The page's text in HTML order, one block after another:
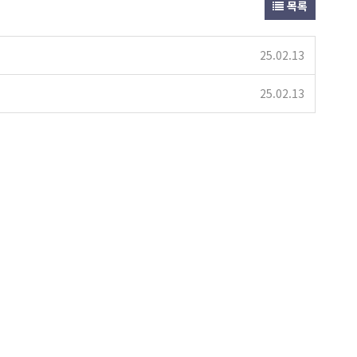
목록
25.02.13
25.02.13